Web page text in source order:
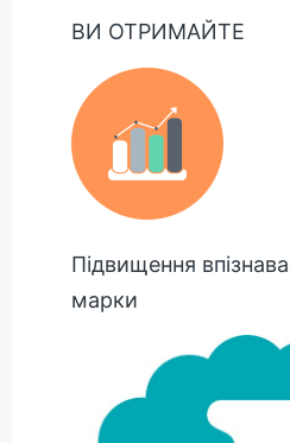
ВИ ОТРИМАЙТЕ
Підвищення
марки